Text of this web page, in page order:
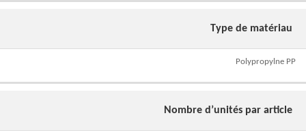
Type de matériau
Polypropylne PP
Nombre d’unités par article